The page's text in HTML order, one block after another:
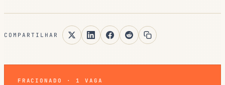
COMPARTILHAR
FRACIONADO · 1 VAGA